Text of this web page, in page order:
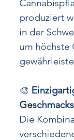
produziert
in der
um höchste
🎨
Die